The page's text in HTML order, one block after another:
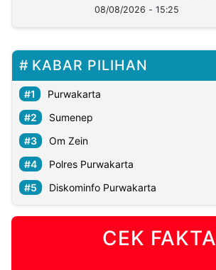
08/08/2026 - 15:25
KABAR PILIHAN
Purwakarta
Sumenep
Om Zein
Polres Purwakarta
Diskominfo Purwakarta
CEK FAKTA